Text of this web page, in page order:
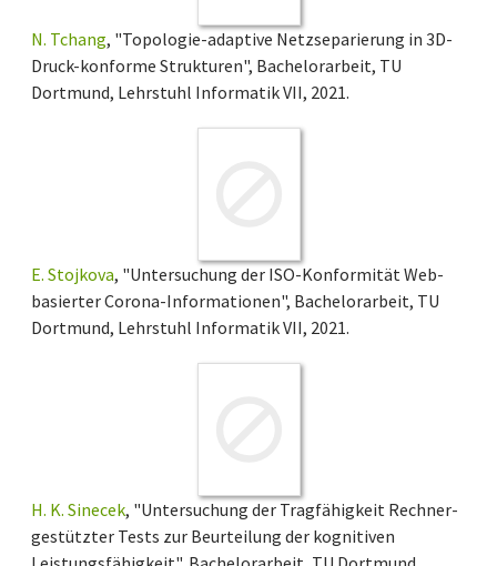
N. Tchang, "Topologie-adaptive Netzseparierung in 3D-
Druck-konforme Strukturen", Bachelorarbeit, TU
Dortmund, Lehrstuhl Informatik VII, 2021.
E. Stojkova, "Untersuchung der ISO-Konformität Web-
basierter Corona-Informationen", Bachelorarbeit, TU
Dortmund, Lehrstuhl Informatik VII, 2021.
H. K. Sinecek, "Untersuchung der Tragfähigkeit Rechner-
gestützter Tests zur Beurteilung der kognitiven